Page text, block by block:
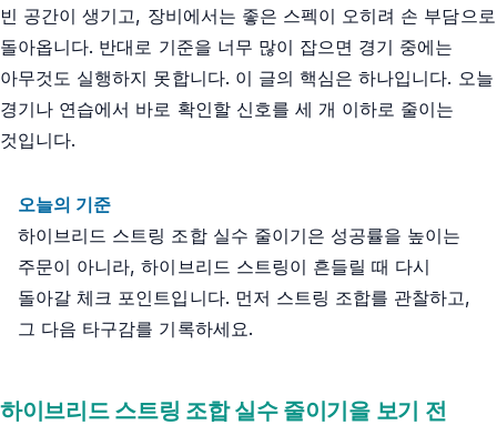
빈 공간이 생기고, 장비에서는 좋은 스펙이 오히려 손 부담으로
돌아옵니다. 반대로 기준을 너무 많이 잡으면 경기 중에는
아무것도 실행하지 못합니다. 이 글의 핵심은 하나입니다. 오늘
경기나 연습에서 바로 확인할 신호를 세 개 이하로 줄이는
것입니다.
오늘의 기준
하이브리드 스트링 조합 실수 줄이기은 성공률을 높이는
주문이 아니라, 하이브리드 스트링이 흔들릴 때 다시
돌아갈 체크 포인트입니다. 먼저 스트링 조합를 관찰하고,
그 다음 타구감를 기록하세요.
하이브리드 스트링 조합 실수 줄이기을 보기 전